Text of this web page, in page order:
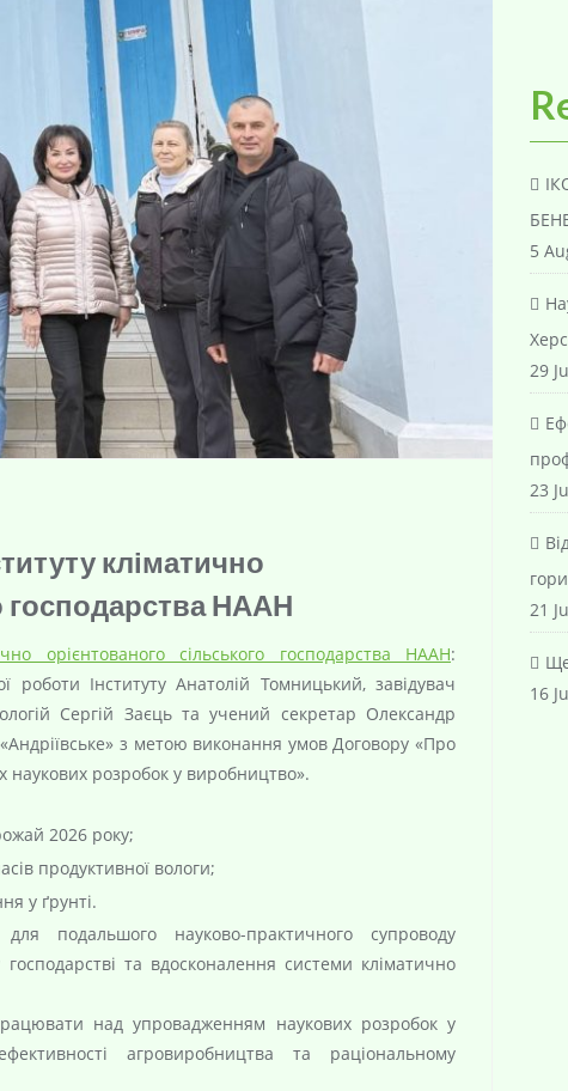
кліматично
господарства НААН
орієнтованого сільського господарства НААН:
роботи Інституту Анатолій Томницький, завідувач
Сергій Заєць та учений секретар Олександр
з метою виконання умов Договору «Про
розробок у виробництво».
2026 року;
продуктивної вологи;
у ґрунті.
подальшого науково-практичного супроводу
та вдосконалення системи кліматично
над упровадженням наукових розробок у
агровиробництва та раціональному
5
29
23
21
16